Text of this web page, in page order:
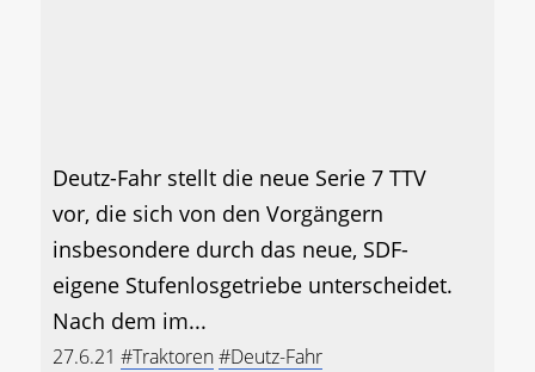
Deutz-Fahr stellt die neue Serie 7 TTV
vor, die sich von den Vorgängern
insbesondere durch das neue, SDF-
eigene Stufenlosgetriebe unterscheidet.
Nach dem im...
27.6.21 #Traktoren#Deutz-Fahr